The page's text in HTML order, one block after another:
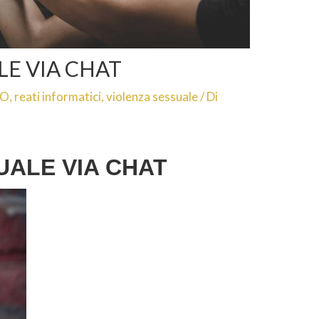
VIA CHAT
, reati informatici,violenza sessuale/ Di
VIA CHAT